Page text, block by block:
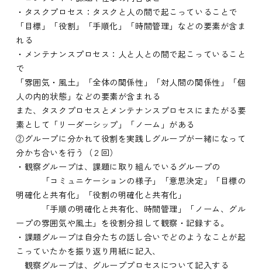
・タスクプロセス：タスクと人の間で起こっていることで
「目標」「役割」「手順化」「時間管理」などの要素が含ま
れる
・メンテナンスプロセス：人と人との間で起こっていること
で
「雰囲気・風土」「全体の関係性」「対人間の関係性」「個
人の内的状態」などの要素が含まれる
また、タスクプロセスとメンテナンスプロセスにまたがる要
素として「リーダーシップ」「ノーム」がある
②グループに分かれて役割を実践しグループが一緒になって
分かち合いを行う（２回）
・観察グループは、課題に取り組んでいるグループの
「コミュニケーションの様子」「意思決定」「目標の
明確化と共有化」「役割の明確化と共有化」
「手順の明確化と共有化、時間管理」「ノーム、グル
ープの雰囲気や風土」を役割分担して観察・記録する。
・課題グループは自分たちの話し合いでどのようなことが起
こっていたかを振り返り用紙に記入、
観察グループは、グループプロセスについて記入する